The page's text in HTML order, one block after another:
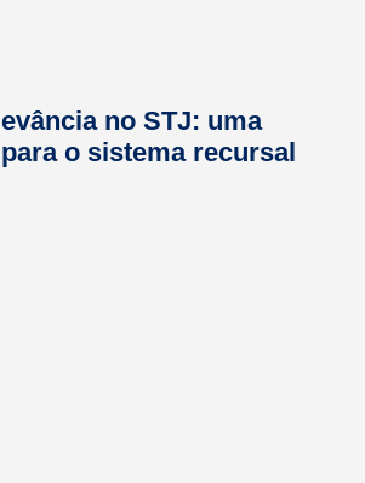
no STJ: uma
o sistema recursal